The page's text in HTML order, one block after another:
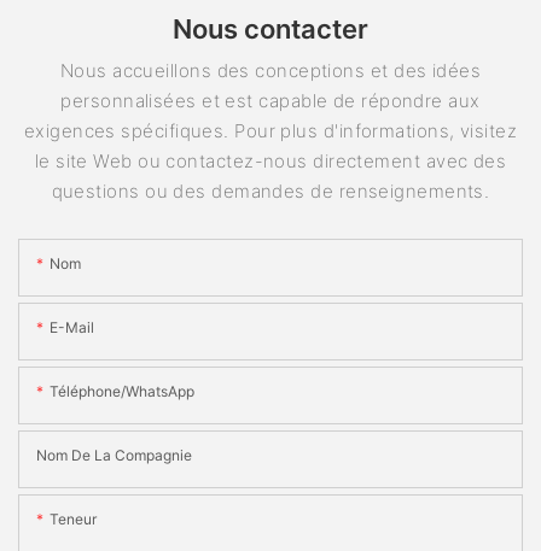
Nous contacter
Nous accueillons des conceptions et des idées
personnalisées et est capable de répondre aux
exigences spécifiques. Pour plus d'informations, visitez
le site Web ou contactez-nous directement avec des
questions ou des demandes de renseignements.
Nom
E-Mail
Téléphone/WhatsApp
Nom De La Compagnie
Teneur